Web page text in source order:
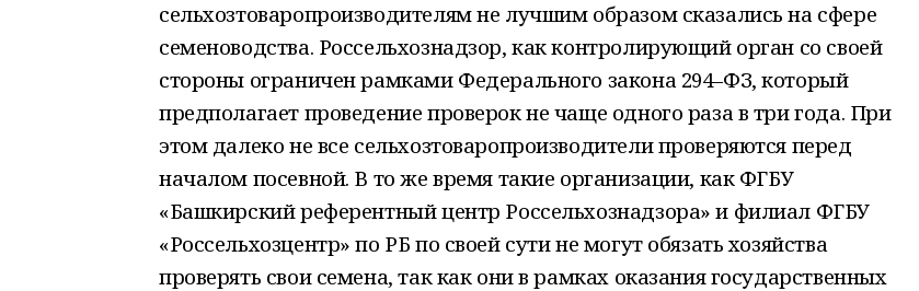
сельхозтоваропроизводителям не лучшим образом сказались на сфере
семеноводства. Россельхознадзор, как контролирующий орган со своей
стороны ограничен рамками Федерального закона 294–ФЗ, который
предполагает проведение проверок не чаще одного раза в три года. При
этом далеко не все сельхозтоваропроизводители проверяются перед
началом посевной. В то же время такие организации, как ФГБУ
«Башкирский референтный центр Россельхознадзора» и филиал ФГБУ
«Россельхозцентр» по РБ по своей сути не могут обязать хозяйства
проверять свои семена, так как они в рамках оказания государственных